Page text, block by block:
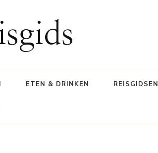
ETEN & DRINKEN REISGIDSEN